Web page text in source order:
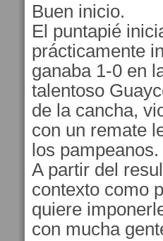
Buen inicio.
El puntapié
prácticamente
ganaba 1-0 en
talentoso
de la cancha,
con un remate
los pampeanos.
A partir del
contexto como
quiere
con mucha